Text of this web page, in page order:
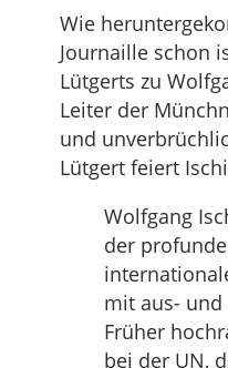
Wie
Journaille schon
Lütgerts zu
Leiter der
und
Lütgert feiert
Wolfgang
der
mit aus-
Früher
bei der UN,